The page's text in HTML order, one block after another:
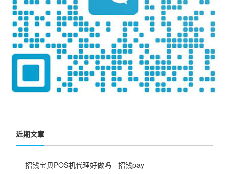
近期文章
招钱宝贝POS机代理好做吗 - 招钱pay